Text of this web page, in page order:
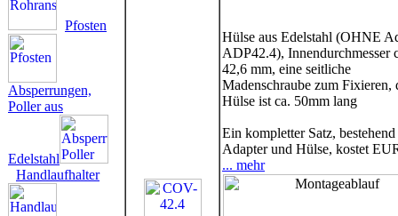
Pfosten
Absperrungen,
Poller aus
Edelstahl
Handlaufhalter
Hülse aus Edelstahl (OHNE
ADP42.4), Innendurchmesser
42,6 mm, eine seitliche
Madenschraube zum Fixieren,
Hülse ist ca. 50mm lang
Ein kompletter Satz, bestehend
Adapter und Hülse, kostet
... mehr